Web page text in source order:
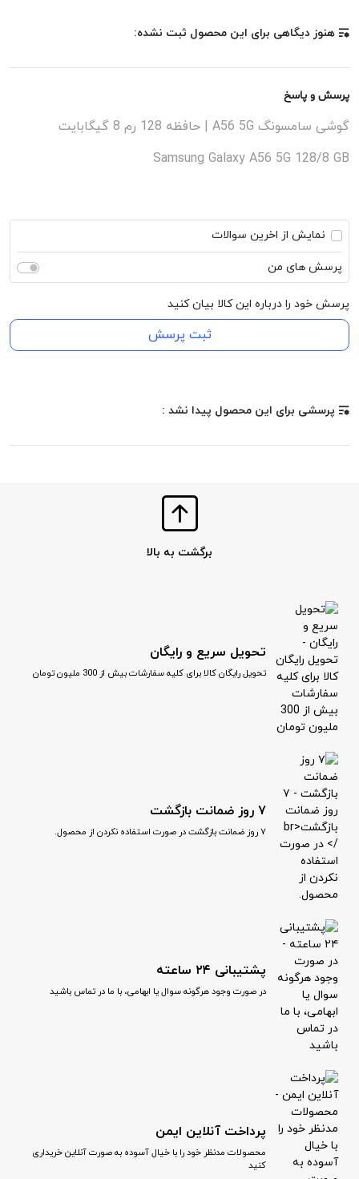
هنوز دیگاهی برای این محصول ثبت نشده:
پرسش و پاسخ
گوشی سامسونگ A56 5G | حافظه 128 رم 8 گیگابایت
Samsung Galaxy A56 5G 128/8 GB
نمایش از اخرین سوالات
پرسش های من
پرسش خود را درباره این کالا بیان کنید
ثبت پرسش
پرسشی برای این محصول پیدا نشد :
برگشت به بالا
تحویل سریع و رایگان
تحویل رایگان کالا برای کلیه سفارشات بیش از 300 ملیون تومان
۷ روز ضمانت بازگشت
۷ روز ضمانت بازگشت در صورت استفاده نکردن از محصول.
پشتیبانی ۲۴ ساعته
در صورت وجود هرگونه سوال یا ابهامی، با ما در تماس باشید
پرداخت آنلاین ایمن
محصولات مدنظر خود را با خیال آسوده به صورت آنلاین خریداری
کنید